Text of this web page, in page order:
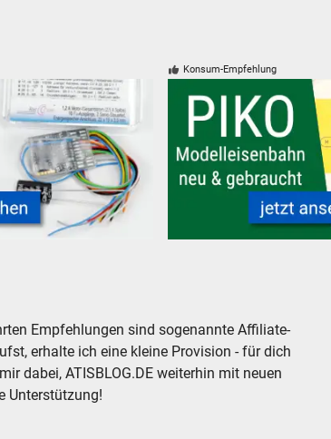
Konsum-Empfehlung
Empfehlungen sind sogenannte Affiliate-
erhalte ich eine kleine Provision - für dich
dabei, ATISBLOG.DE weiterhin mit neuen
Unterstützung!